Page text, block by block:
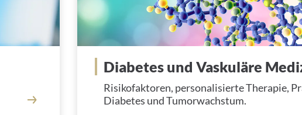
Diabetes und Vaskuläre
Risikofaktoren, personalisierte Therapie,
Diabetes und Tumorwachstum.